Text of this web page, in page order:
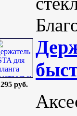
295 руб.